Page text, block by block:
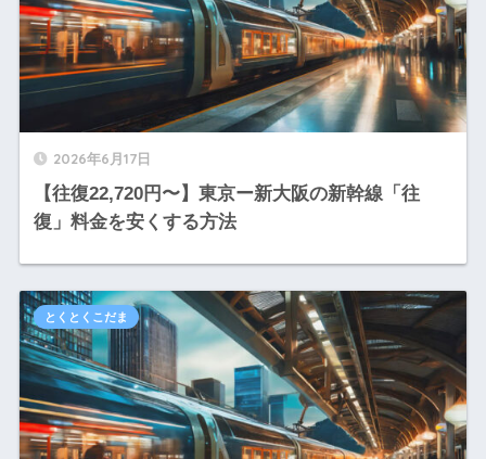
2026年6月17日
【往復22,720円〜】東京ー新大阪の新幹線「往
復」料金を安くする方法
とくとくこだま